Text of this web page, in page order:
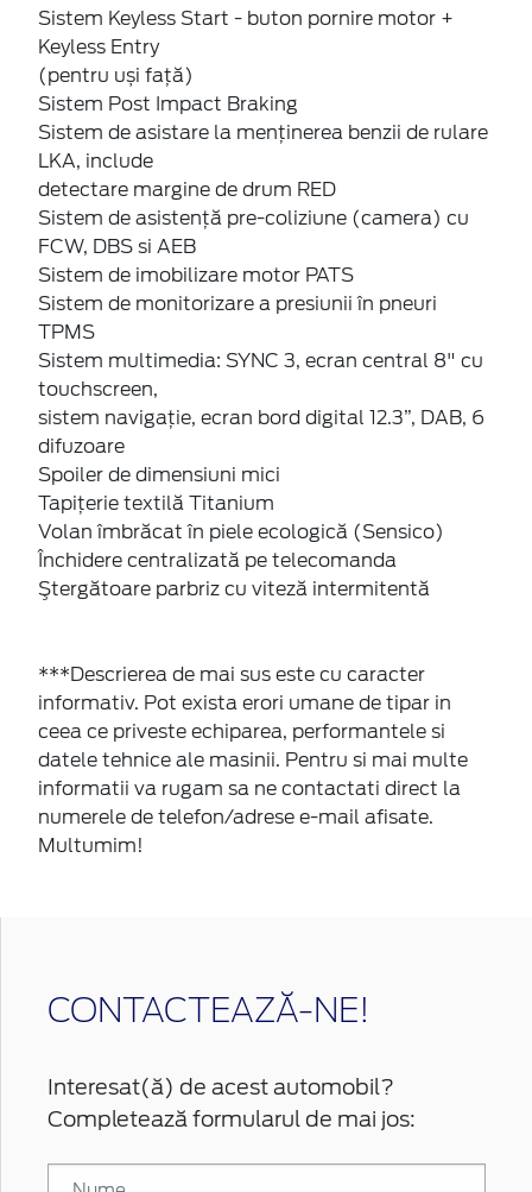
Sistem Keyless Start - buton pornire motor +
Keyless Entry
(pentru uși față)
Sistem Post Impact Braking
Sistem de asistare la menținerea benzii de rulare
LKA, include
detectare margine de drum RED
Sistem de asistenţă pre-coliziune (camera) cu
FCW, DBS si AEB
Sistem de imobilizare motor PATS
Sistem de monitorizare a presiunii în pneuri
TPMS
Sistem multimedia: SYNC 3, ecran central 8" cu
touchscreen,
sistem navigaţie, ecran bord digital 12.3”, DAB, 6
difuzoare
Spoiler de dimensiuni mici
Tapiţerie textilă Titanium
Volan îmbrăcat în piele ecologică (Sensico)
Închidere centralizată pe telecomanda
Ştergătoare parbriz cu viteză intermitentă
***Descrierea de mai sus este cu caracter
informativ. Pot exista erori umane de tipar in
ceea ce priveste echiparea, performantele si
datele tehnice ale masinii. Pentru si mai multe
informatii va rugam sa ne contactati direct la
numerele de telefon/adrese e-mail afisate.
Multumim!
CONTACTEAZĂ-NE!
Interesat(ă) de acest automobil?
Completează formularul de mai jos: